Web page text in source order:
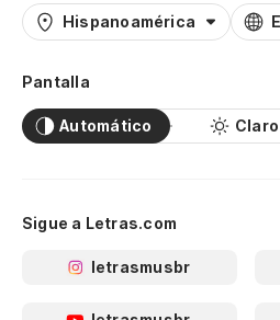
Hispanoamérica
Pantalla
Automático Claro
Sigue a Letras.com
letrasmusbr